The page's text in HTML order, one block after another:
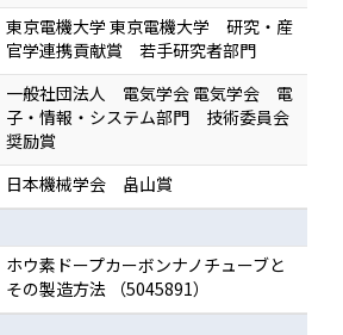
東京電機大学 東京電機大学 研究・産
官学連携貢献賞 若手研究者部門
一般社団法人 電気学会 電気学会 電
子・情報・システム部門 技術委員会
奨励賞
日本機械学会 畠山賞
ホウ素ドープカーボンナノチューブと
その製造方法 （5045891）